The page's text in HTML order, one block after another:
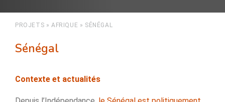
PROJETS »AFRIQUE » SÉNÉGAL
Sénégal
Contexte et actualités